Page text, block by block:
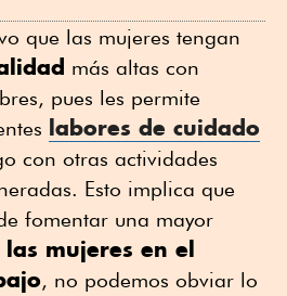
que las mujeres tengan
más altas con
pues les permite
labores de cuidado
con otras actividades
Esto implica que
fomentar una mayor
mujeres en el
, no podemos obviar lo